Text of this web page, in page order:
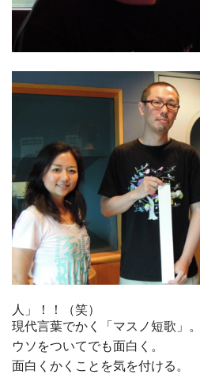
人」！！（笑）
現代言葉でかく「マスノ短歌」。
ウソをついてでも面白く。
面白くかくことを気を付ける。